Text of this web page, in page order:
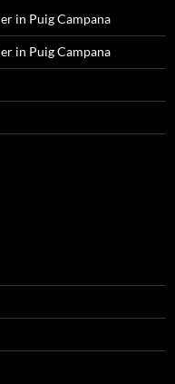
in Puig Campana
in Puig Campana